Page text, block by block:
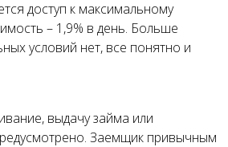
доступ к максимальному
– 1,9% в день. Больше
условий нет, все понятно и
выдачу займа или
Заемщик привычным